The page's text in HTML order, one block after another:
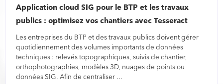
Application cloud SIG pour le BTP et les travaux
publics : optimisez vos chantiers avec Tesseract
Les entreprises du BTP et des travaux publics doivent gérer
quotidiennement des volumes importants de données
techniques : relevés topographiques, suivis de chantier,
orthophotographies, modèles 3D, nuages de points ou
données SIG. Afin de centraliser ...